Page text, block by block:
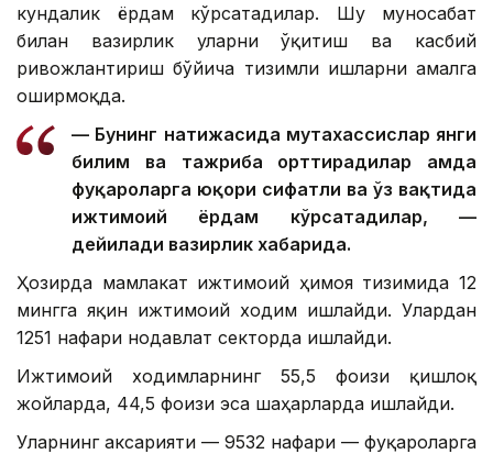
кундалик ёрдам кўрсатадилар. Шу муносабат
билан вазирлик уларни ўқитиш ва касбий
ривожлантириш бўйича тизимли ишларни амалга
оширмоқда.
— Бунинг натижасида мутахассислар янги
билим ва тажриба орттирадилар ҳамда
фуқароларга юқори сифатли ва ўз вақтида
ижтимоий ёрдам кўрсатадилар, —
дейилади вазирлик хабарида.
Ҳозирда мамлакат ижтимоий ҳимоя тизимида 12
мингга яқин ижтимоий ходим ишлайди. Улардан
1251 нафари нодавлат секторда ишлайди.
Ижтимоий ходимларнинг 55,5 фоизи қишлоқ
жойларда, 44,5 фоизи эса шаҳарларда ишлайди.
Уларнинг аксарияти — 9532 нафари — фуқароларга